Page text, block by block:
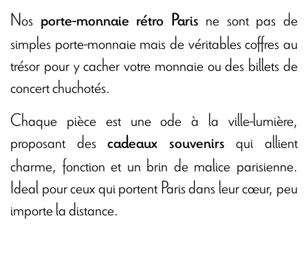
Nos porte-monnaie rétro Paris ne sont pas de
simples porte-monnaie mais de véritables coffres au
trésor pour y cacher votre monnaie ou des billets de
concert chuchotés.
Chaque pièce est une ode à la ville-lumière,
proposant descadeaux souvenirs qui allient
charme, fonction et un brin de malice parisienne.
Ideal pour ceux qui portent Paris dans leur cœur, peu
importe la distance.